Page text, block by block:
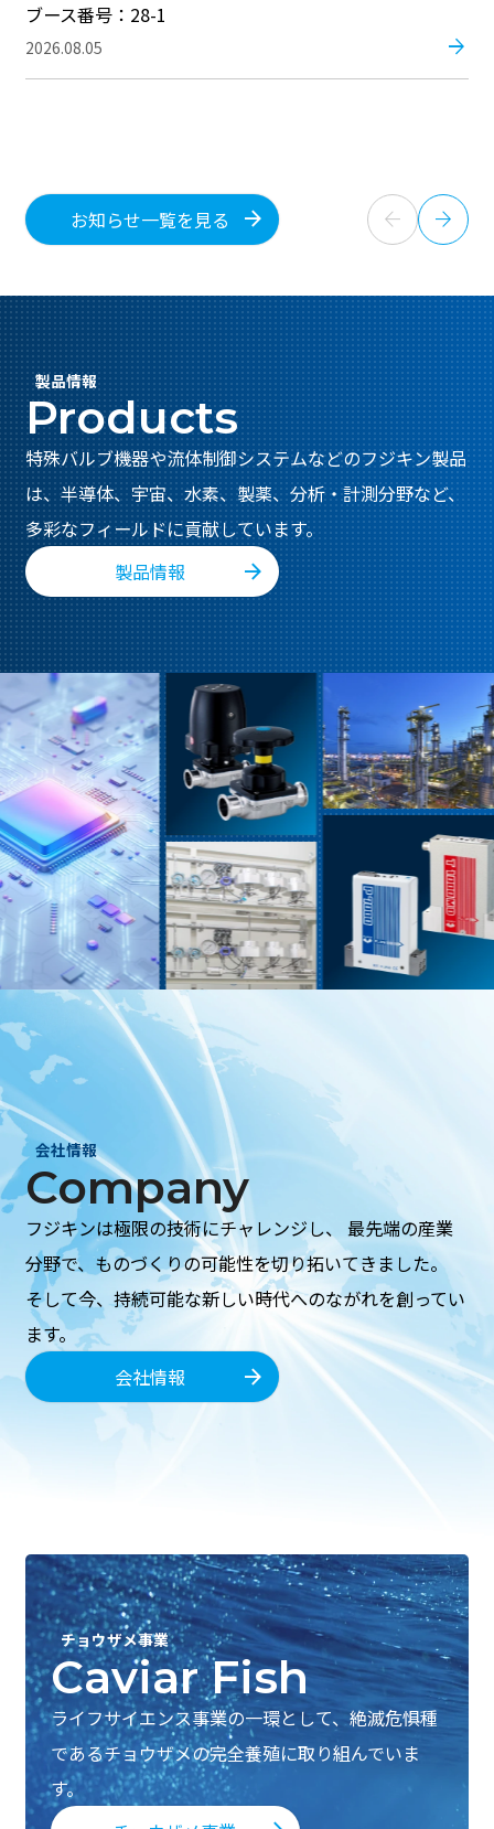
採用情報
新卒採用
languageLanguage：日本語／English
mailお問い合わせ
ブース番号：28-1
2026.08.05 arrow_forward
お知らせ一覧を見る arrow_back arrow_forward
製品情報
Products
特殊バルブ機器や流体制御システムなどのフジキン製品
は、半導体、宇宙、水素、製薬、分析・計測分野など、
多彩なフィールドに貢献しています。
製品情報
会社情報
Company
フジキンは極限の技術にチャレンジし、 最先端の産業
分野で、ものづくりの可能性を切り拓いてきました。
そして今、持続可能な新しい時代へのながれを創ってい
ます。
会社情報
チョウザメ事業
Caviar Fish
ライフサイエンス事業の一環として、絶滅危惧種
であるチョウザメの完全養殖に取り組んでいま
す。